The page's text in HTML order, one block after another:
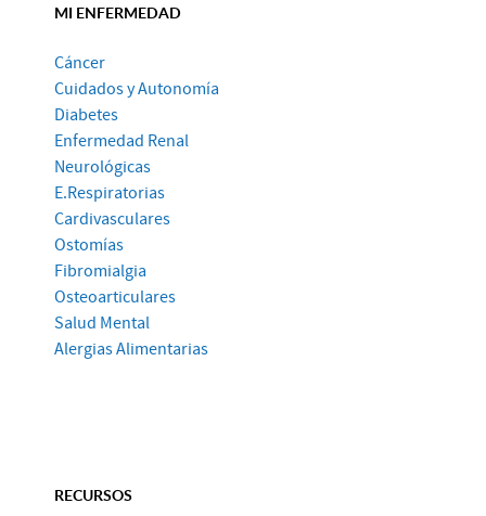
MI ENFERMEDAD
Cáncer
Cuidados y Autonomía
Diabetes
Enfermedad Renal
Neurológicas
E.Respiratorias
Cardivasculares
Ostomías
Fibromialgia
Osteoarticulares
Salud Mental
Alergias Alimentarias
RECURSOS